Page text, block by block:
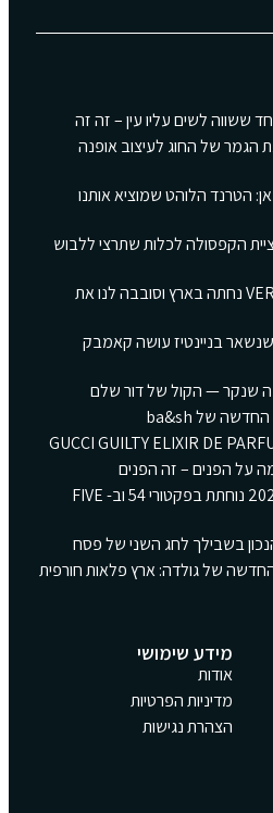
לשים עליו עין – זה זה
של החוג לעיצוב אופנה
הטרנד הלוהט שמוציא אותנו
הקפסולה לכלות שתרצי ללבוש
קולקציית המסלול של VERSACE נחתה בארץ וסובבה לנו את
בניינטיז עושה קאמבק
— הקול של דור שלם
REPRESENT לאביב-קיץ 2024 נוחתת בפקטורי 54 וב- FIVE
בשבילך לחג השני של פסח
של גולדה: ארץ פלאות חורפית
מידע שימושי
אודות
מדיניות הפרטיות
הצהרת נגישות